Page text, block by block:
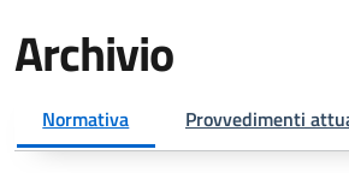
Archivio
Normativa Provvedimenti